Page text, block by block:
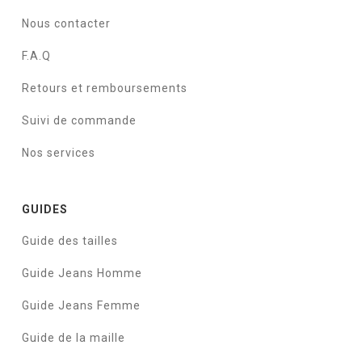
Nous contacter
F.A.Q
Retours et remboursements
Suivi de commande
Nos services
GUIDES
Guide des tailles
Guide Jeans Homme
Guide Jeans Femme
Guide de la maille